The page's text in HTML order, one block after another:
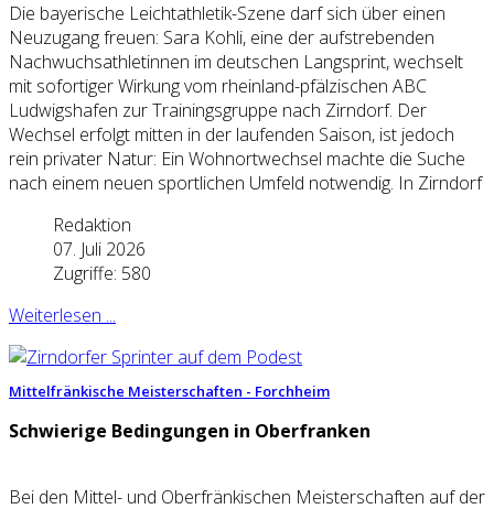
Die bayerische Leichtathletik-Szene darf sich über einen
Neuzugang freuen: Sara Kohli, eine der aufstrebenden
Nachwuchsathletinnen im deutschen Langsprint, wechselt
mit sofortiger Wirkung vom rheinland-pfälzischen ABC
Ludwigshafen zur Trainingsgruppe nach Zirndorf. ​Der
Wechsel erfolgt mitten in der laufenden Saison, ist jedoch
rein privater Natur: Ein Wohnortwechsel machte die Suche
nach einem neuen sportlichen Umfeld notwendig. In Zirndorf
Redaktion
07. Juli 2026
Zugriffe: 580
Weiterlesen ...
Mittelfränkische Meisterschaften - Forchheim
Schwierige Bedingungen in Oberfranken
Bei den Mittel- und Oberfränkischen Meisterschaften auf der